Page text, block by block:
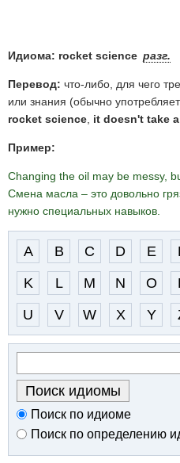
Идиома: rocket science разг.
Перевод: что-либо, для чего
или знания (обычно
rocket science, it doesn't take
Пример:
Changing the oil may be messy,
Смена масла – это довольно
нужно специальных навыков.
A B C D E
K
L M N O
U
V W X Y
Поиск по идиоме
Поиск по определению